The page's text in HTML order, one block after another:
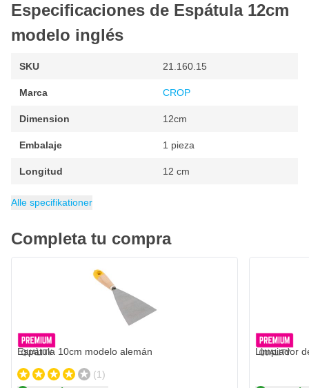
Especificaciones de Espátula 12cm
modelo inglés
SKU 21.160.15
Marca CROP
Dimension 12cm
Embalaje 1 pieza
Longitud 12 cm
EAN 8710735059120
Categoría
Alle specifikationer
Completa tu compra
Espátula 10cm modelo alemán
(1)
Limpiador